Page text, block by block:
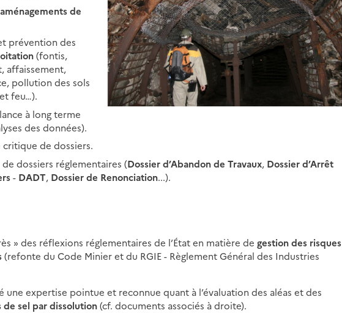
de
prévention des
(fontis,
affaissement,
pollution des sols
feu…).
à long terme
des données).
critique de dossiers.
dossiers réglementaires (Dossier d’Abandon de Travaux, Dossier d’Arrêt
- DADT, Dossier de Renonciation...).
» des réflexions réglementaires de l’État en matière de gestion des risques
(refonte du Code Minier et du RGIE - Règlement Général des Industries
expertise pointue et reconnue quant à l’évaluation des aléas et des
de sel par dissolution(cf. documents associés à droite).